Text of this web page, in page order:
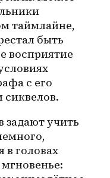
таймлайне,
быть
восприятие
с его
сиквелов.
задают учить
в головах